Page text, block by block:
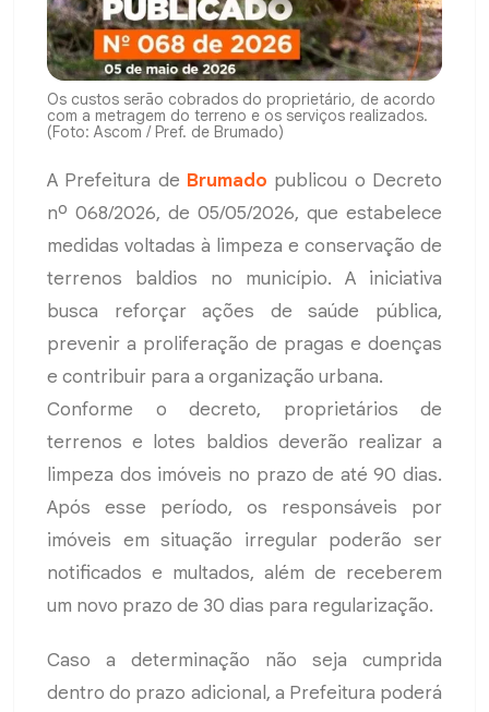
Os custos serão cobrados do proprietário, de acordo
com a metragem do terreno e os serviços realizados.
(Foto: Ascom / Pref. de Brumado)
A Prefeitura de Brumado publicou o Decreto
nº 068/2026, de 05/05/2026, que estabelece
medidas voltadas à limpeza e conservação de
terrenos baldios no município. A iniciativa
busca reforçar ações de saúde pública,
prevenir a proliferação de pragas e doenças
e contribuir para a organização urbana.
Conforme o decreto, proprietários de
terrenos e lotes baldios deverão realizar a
limpeza dos imóveis no prazo de até 90 dias.
Após esse período, os responsáveis por
imóveis em situação irregular poderão ser
notificados e multados, além de receberem
um novo prazo de 30 dias para regularização.
Caso a determinação não seja cumprida
dentro do prazo adicional, a Prefeitura poderá